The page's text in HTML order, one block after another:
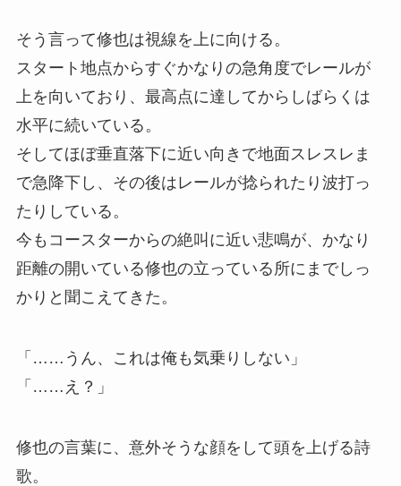
そう言って修也は視線を上に向ける。
スタート地点からすぐかなりの急角度でレールが
上を向いており、最高点に達してからしばらくは
水平に続いている。
そしてほぼ垂直落下に近い向きで地面スレスレま
で急降下し、その後はレールが捻られたり波打っ
たりしている。
今もコースターからの絶叫に近い悲鳴が、かなり
距離の開いている修也の立っている所にまでしっ
かりと聞こえてきた。
「……うん、これは俺も気乗りしない」
「……え？」
修也の言葉に、意外そうな顔をして頭を上げる詩
歌。